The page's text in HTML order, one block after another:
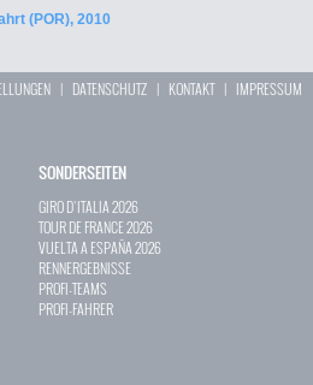
(POR), 2010
| DATENSCHUTZ | KONTAKT| IMPRESSUM
SONDERSEITEN
GIRO D`ITALIA 2026
TOUR DE FRANCE 2026
VUELTA A ESPAÑA 2026
RENNERGEBNISSE
PROFI-TEAMS
PROFI-FAHRER